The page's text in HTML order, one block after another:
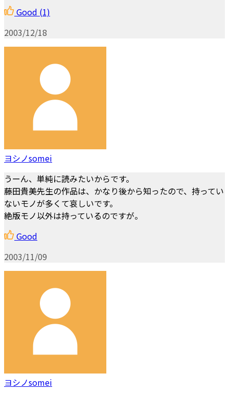
Good (1)
2003/12/18
ヨシノsomei
うーん、単純に読みたいからです。
藤田貴美先生の作品は、かなり後から知ったので、持ってい
ないモノが多くて哀しいです。
絶版モノ以外は持っているのですが。
Good
2003/11/09
ヨシノsomei